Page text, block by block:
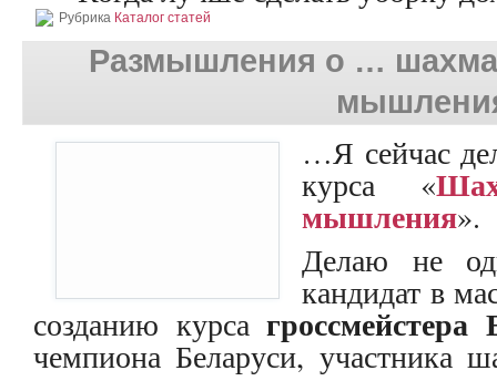
Рубрика Каталог статей
Размышления о …
…Я сейчас
курса «
мышления».
Делаю не
кандидат в
созданию курса
чемпиона Беларуси, участника